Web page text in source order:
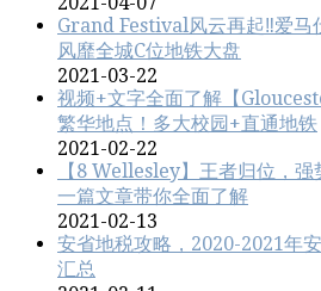
Grand Festival风云再起‼️爱马
风靡全城C位地铁大盘
2021-03-22
视频+文字全面了解【
繁华地点！多大校园+直通地铁
2021-02-22
【8 Wellesley】王者归位，
一篇文章带你全面了解
2021-02-13
安省地税攻略，2020-2021年
汇总